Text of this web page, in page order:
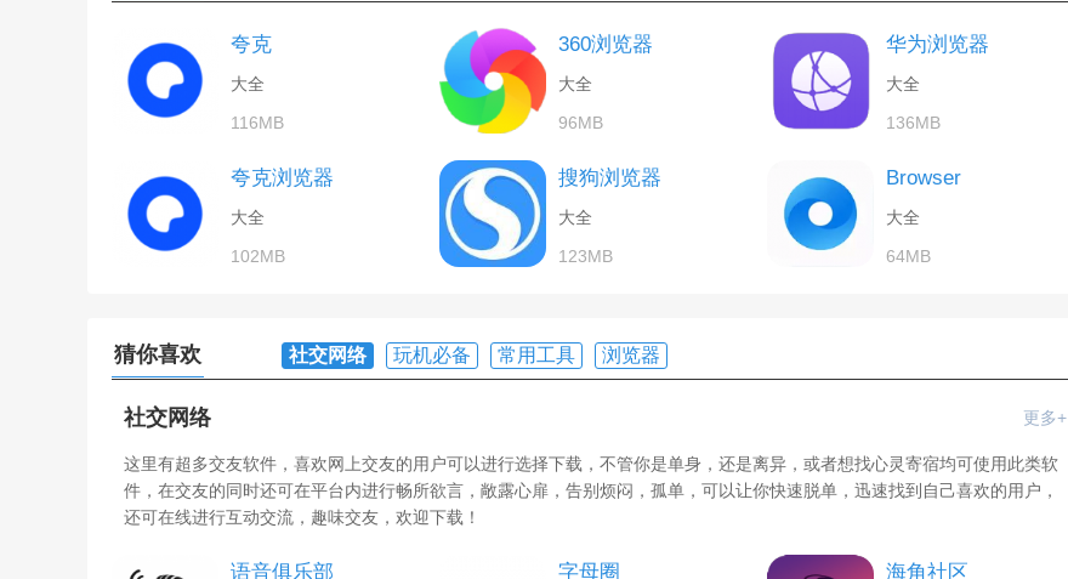
夸克
大全
116MB
360浏览器
大全
96MB
华为浏览器
大全
136MB
夸克浏览器
大全
102MB
搜狗浏览器
大全
123MB
Browser
大全
64MB
猜你喜欢 社交网络 玩机必备 常用工具 浏览器
社交网络 更多+
这里有超多交友软件，喜欢网上交友的用户可以进行选择下载，不管你是单身，还是离异，或者想找心灵寄宿均可使用此类软
件，在交友的同时还可在平台内进行畅所欲言，敞露心扉，告别烦闷，孤单，可以让你快速脱单，迅速找到自己喜欢的用户，
还可在线进行互动交流，趣味交友，欢迎下载！
语音俱乐部 字母圈 海角社区